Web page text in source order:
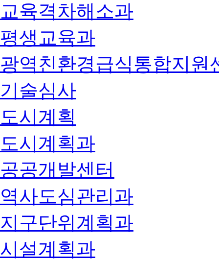
교육격차해소과
평생교육과
광역친환경급식통합지원
기술심사
도시계획
도시계획과
공공개발센터
역사도심관리과
지구단위계획과
시설계획과